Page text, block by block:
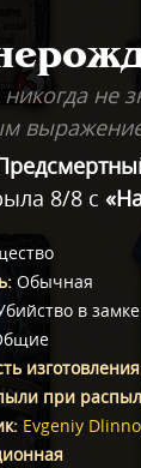
не
8/8 с
: Обычная
в
изготовления
при
: Evgeniy